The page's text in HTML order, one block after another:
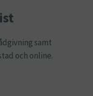
samt
och online.